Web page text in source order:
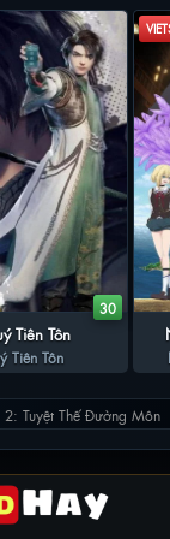
30
Tiên Tôn
Tiên Tôn
Tuyệt Thế Đường Môn